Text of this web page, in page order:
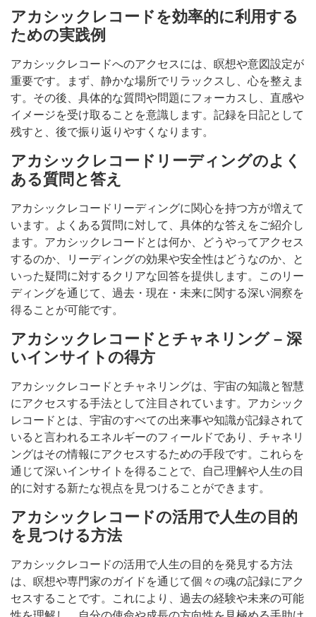
アカシックレコードを効率的に利用する
ための実践例
アカシックレコードへのアクセスには、瞑想や意図設定が
重要です。まず、静かな場所でリラックスし、心を整えま
す。その後、具体的な質問や問題にフォーカスし、直感や
イメージを受け取ることを意識します。記録を日記として
残すと、後で振り返りやすくなります。
アカシックレコードリーディングのよく
ある質問と答え
アカシックレコードリーディングに関心を持つ方が増えて
います。よくある質問に対して、具体的な答えをご紹介し
ます。アカシックレコードとは何か、どうやってアクセス
するのか、リーディングの効果や安全性はどうなのか、と
いった疑問に対するクリアな回答を提供します。このリー
ディングを通じて、過去・現在・未来に関する深い洞察を
得ることが可能です。
アカシックレコードとチャネリング – 深
いインサイトの得方
アカシックレコードとチャネリングは、宇宙の知識と智慧
にアクセスする手法として注目されています。アカシック
レコードとは、宇宙のすべての出来事や知識が記録されて
いると言われるエネルギーのフィールドであり、チャネリ
ングはその情報にアクセスするための手段です。これらを
通じて深いインサイトを得ることで、自己理解や人生の目
的に対する新たな視点を見つけることができます。
アカシックレコードの活用で人生の目的
を見つける方法
アカシックレコードの活用で人生の目的を発見する方法
は、瞑想や専門家のガイドを通じて個々の魂の記録にアク
セスすることです。これにより、過去の経験や未来の可能